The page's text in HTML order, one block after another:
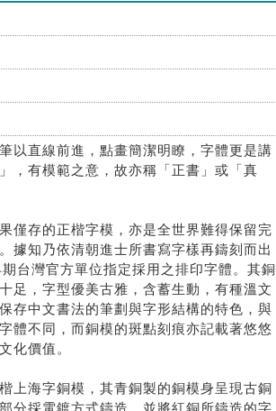
以直線前進，點畫簡潔明瞭，字體更是講
，有模範之意，故亦稱「正書」或「真
僅存的正楷字模，亦是全世界難得保留完
據知乃依清朝進士所書寫字樣再鑄刻而出
台灣官方單位指定採用之排印字體。其銅
足，字型優美古雅，含蓄生動，有種溫文
存中文書法的筆劃與字形結構的特色，與
體不同，而銅模的斑點刻痕亦記載著悠悠
化價值。
上海字銅模，其青銅製的銅模身呈現古銅
分採電鍍方式鑄造，並將紅銅所鑄造的字